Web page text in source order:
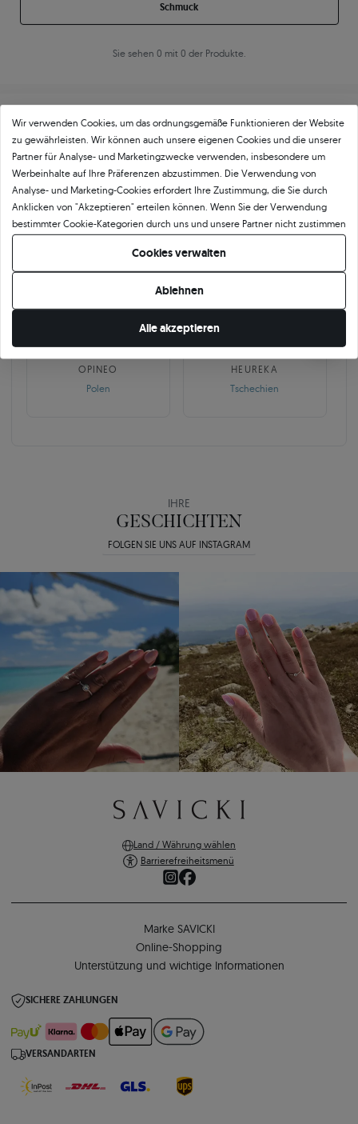
Schmuck
Sie sehen 0 mit 0 der Produkte.
Über11 4845★-Bewertungen in ganz
Europa
GEPRÜFTE BEWERTUNGEN UNSERER KUNDEN
10 468
OPINEO
Polen
252
HEUREKA
Tschechien
IHRE
GESCHICHTEN
FOLGEN SIE UNS AUF INSTAGRAM
Land / Währung wählen
Barrierefreiheitsmenü
Marke SAVICKI
Online-Shopping
Unterstützung und wichtige Informationen
SICHERE ZAHLUNGEN
VERSANDARTEN
Wir verwenden Cookies, um das ordnungsgemäße Funktionieren der Website
zu gewährleisten. Wir können auch unsere eigenen Cookies und die unserer
Partner für Analyse- und Marketingzwecke verwenden, insbesondere um
Werbeinhalte auf Ihre Präferenzen abzustimmen. Die Verwendung von
Analyse- und Marketing-Cookies erfordert Ihre Zustimmung, die Sie durch
Anklicken von "Akzeptieren" erteilen können. Wenn Sie der Verwendung
bestimmter Cookie-Kategorien durch uns und unsere Partner nicht zustimmen
möchten, klicken Sie auf "Lassen Sie mich wählen" und bestimmen Sie Ihre
Präferenzen. Sie können Ihre Zustimmung jederzeit widerrufen, indem Sie
Ihre Cookie-Einstellungen ändern.
Cookies verwalten
Ablehnen
Alle akzeptieren